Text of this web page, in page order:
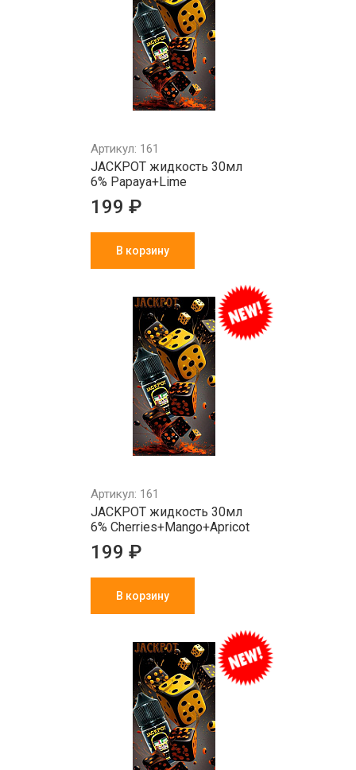
Артикул: 161
JACKPOT жидкость 30мл
6% Papaya+Lime
199 ₽
В корзину
Артикул: 161
JACKPOT жидкость 30мл
6% Cherries+Mango+Apricot
199 ₽
В корзину